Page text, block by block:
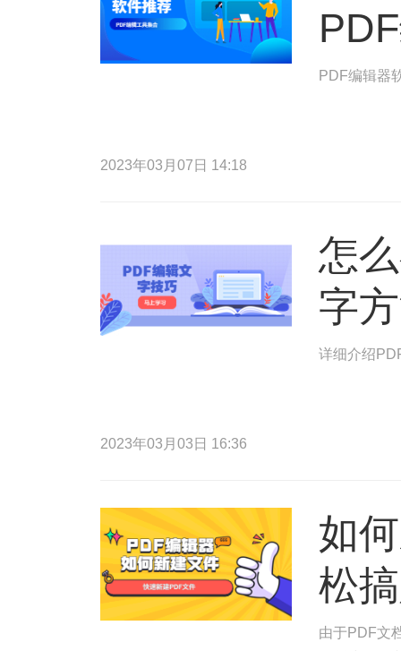
PDF编辑器
2023年03月07日 14:18
怎
字
详细介绍
2023年03月03日 16:36
如
松
由于PDF文